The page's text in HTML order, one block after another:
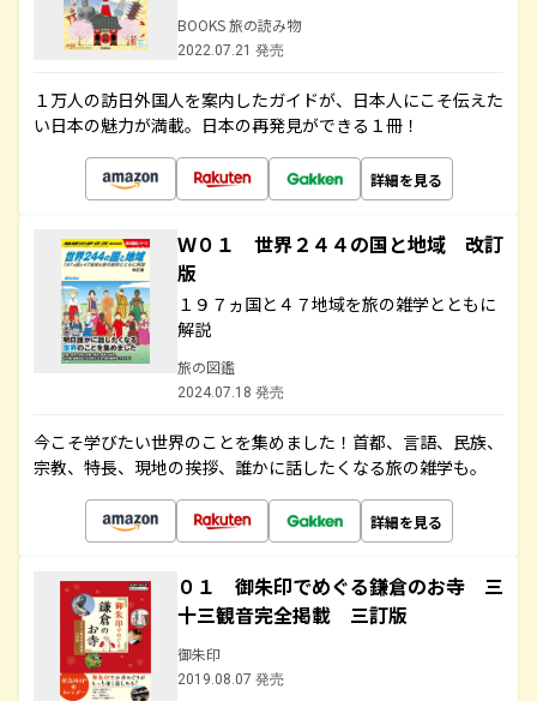
BOOKS 旅の読み物
2022.07.21 発売
１万人の訪日外国人を案内したガイドが、日本人にこそ伝えた
い日本の魅力が満載。日本の再発見ができる１冊！
詳細を見る
Ｗ０１ 世界２４４の国と地域 改訂
版
１９７ヵ国と４７地域を旅の雑学とともに
解説
旅の図鑑
2024.07.18 発売
今こそ学びたい世界のことを集めました！首都、言語、民族、
宗教、特長、現地の挨拶、誰かに話したくなる旅の雑学も。
詳細を見る
０１ 御朱印でめぐる鎌倉のお寺 三
十三観音完全掲載 三訂版
御朱印
2019.08.07 発売